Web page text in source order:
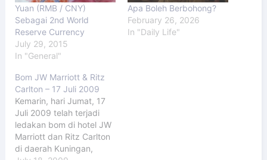
Yuan (RMB / CNY)
Sebagai 2nd World
Reserve Currency
July 29, 2015
In "General"
Apa Boleh Berbohong?
February 26, 2026
In "Daily Life"
Bom JW Marriott & Ritz
Carlton – 17 Juli 2009
Kemarin, hari Jumat, 17
Juli 2009 telah terjadi
ledakan bom di hotel JW
Marriott dan Ritz Carlton
di daerah Kuningan,